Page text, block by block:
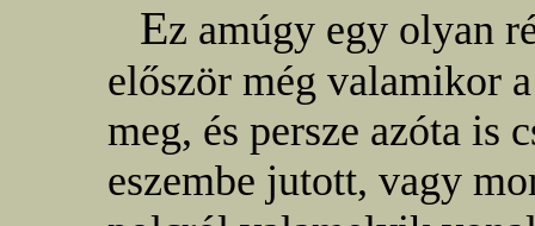
Ez amúgy egy olyan
először még valamikor
meg, és persze azóta is
eszembe jutott, vagy